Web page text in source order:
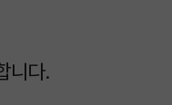
니다.